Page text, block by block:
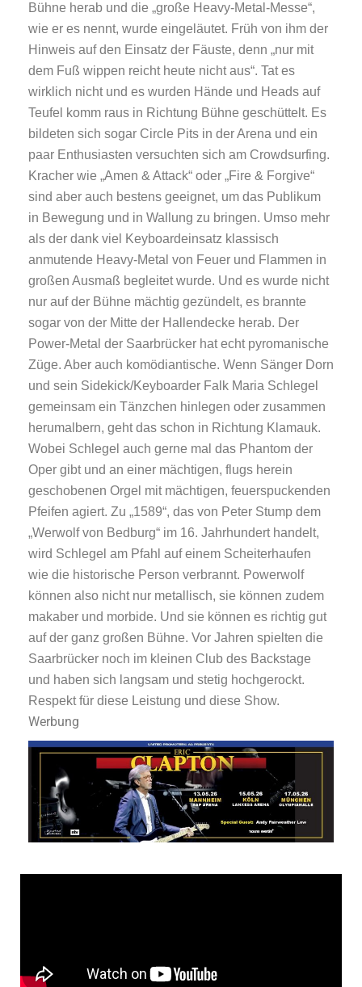
Bühne herab und die „große Heavy-Metal-Messe“,
wie er es nennt, wurde eingeläutet. Früh von ihm der
Hinweis auf den Einsatz der Fäuste, denn „nur mit
dem Fuß wippen reicht heute nicht aus“. Tat es
wirklich nicht und es wurden Hände und Heads auf
Teufel komm raus in Richtung Bühne geschüttelt. Es
bildeten sich sogar Circle Pits in der Arena und ein
paar Enthusiasten versuchten sich am Crowdsurfing.
Kracher wie „Amen & Attack“ oder „Fire & Forgive“
sind aber auch bestens geeignet, um das Publikum
in Bewegung und in Wallung zu bringen. Umso mehr
als der dank viel Keyboardeinsatz klassisch
anmutende Heavy-Metal von Feuer und Flammen in
großen Ausmaß begleitet wurde. Und es wurde nicht
nur auf der Bühne mächtig gezündelt, es brannte
sogar von der Mitte der Hallendecke herab. Der
Power-Metal der Saarbrücker hat echt pyromanische
Züge. Aber auch komödiantische. Wenn Sänger Dorn
und sein Sidekick/Keyboarder Falk Maria Schlegel
gemeinsam ein Tänzchen hinlegen oder zusammen
herumalbern, geht das schon in Richtung Klamauk.
Wobei Schlegel auch gerne mal das Phantom der
Oper gibt und an einer mächtigen, flugs herein
geschobenen Orgel mit mächtigen, feuerspuckenden
Pfeifen agiert. Zu „1589“, das von Peter Stump dem
„Werwolf von Bedburg“ im 16. Jahrhundert handelt,
wird Schlegel am Pfahl auf einem Scheiterhaufen
wie die historische Person verbrannt. Powerwolf
können also nicht nur metallisch, sie können zudem
makaber und morbide. Und sie können es richtig gut
auf der ganz großen Bühne. Vor Jahren spielten die
Saarbrücker noch im kleinen Club des Backstage
und haben sich langsam und stetig hochgerockt.
Respekt für diese Leistung und diese Show.
Werbung